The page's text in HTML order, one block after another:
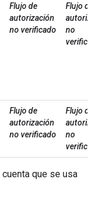
Flujo de
autorización
no verificado
Flujo de
no
Flujo de
autorización
no verificado
Flujo de
no
cuenta que se usa